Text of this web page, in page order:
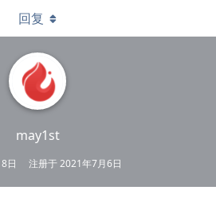
may1st
日 注册于2021年7月6日
回复